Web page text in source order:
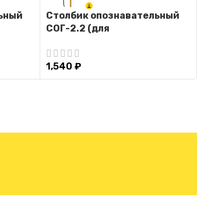
Столбик опознавательный
СОГ-2.2 (для
газопровода с табличкой)
1,540 ₽